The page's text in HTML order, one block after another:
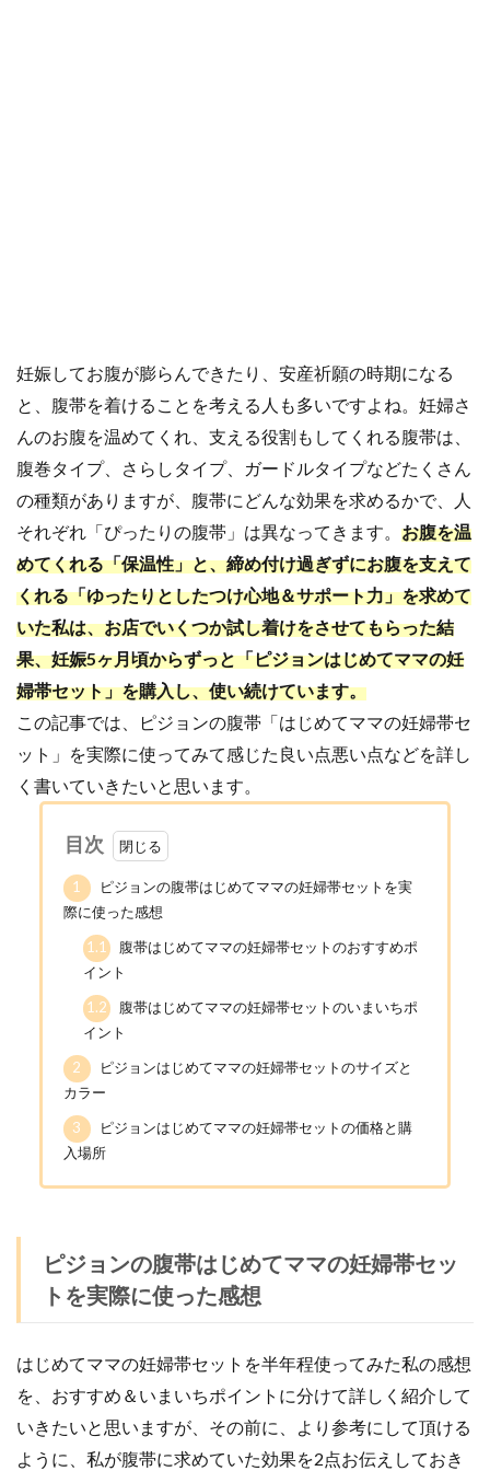
妊娠してお腹が膨らんできたり、安産祈願の時期になる
と、腹帯を着けることを考える人も多いですよね。妊婦さ
んのお腹を温めてくれ、支える役割もしてくれる腹帯は、
腹巻タイプ、さらしタイプ、ガードルタイプなどたくさん
の種類がありますが、腹帯にどんな効果を求めるかで、人
それぞれ「ぴったりの腹帯」は異なってきます。 お腹を温
めてくれる「保温性」と、締め付け過ぎずにお腹を支えて
くれる「ゆったりとしたつけ心地＆サポート力」を求めて
いた私は、お店でいくつか試し着けをさせてもらった結
果、妊娠5ヶ月頃からずっと「ピジョンはじめてママの妊
婦帯セット」を購入し、使い続けています。
この記事では、ピジョンの腹帯「はじめてママの妊婦帯セ
ット」を実際に使ってみて感じた良い点悪い点などを詳し
く書いていきたいと思います。
目次
1
ピジョンの腹帯はじめてママの妊婦帯セットを実
際に使った感想
1.1
腹帯はじめてママの妊婦帯セットのおすすめポ
イント
1.2
腹帯はじめてママの妊婦帯セットのいまいちポ
イント
2
ピジョンはじめてママの妊婦帯セットのサイズと
カラー
3
ピジョンはじめてママの妊婦帯セットの価格と購
入場所
ピジョンの腹帯はじめてママの妊婦帯セッ
トを実際に使った感想
はじめてママの妊婦帯セットを半年程使ってみた私の感想
を、おすすめ＆いまいちポイントに分けて詳しく紹介して
いきたいと思いますが、その前に、
より参考にして頂ける
ように、私が腹帯に求めていた効果を2点お伝えしておき